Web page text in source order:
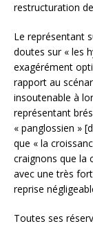
restructuration
Le représentant
doutes sur « les
exagérément
rapport au
insoutenable à
représentant
« panglossien »
que « la
craignons que la
avec une très
reprise
Toutes ses